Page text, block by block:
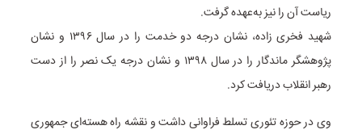
ریاست آن را نیز به‌عهده گرفت.
شهید فخری زاده، نشان درجه دو خدمت را در سال ۱۳۹۶ و نشان
پژوهشگر ماندگار را در سال ۱۳۹۸ و نشان درجه یک نصر را از دست
رهبر انقلاب دریافت کرد.
وی در حوزه تئوری تسلط فراوانی داشت و نقشه راه هسته‌ای جمهوری